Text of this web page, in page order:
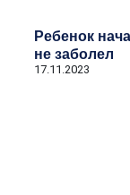
Ребенок
не заболел
17.11.2023